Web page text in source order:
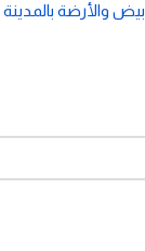
والأرضة بالمدينة